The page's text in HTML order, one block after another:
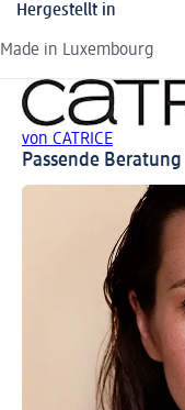
Hergestellt in
Made in Luxembourg
von CATRICE
Passende Beratung